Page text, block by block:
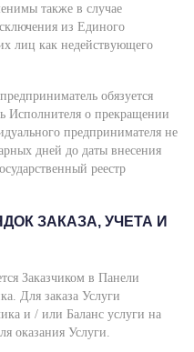
также в случае
из Единого
лиц как недействующего
обязуется
Исполнителя о прекращении
предпринимателя не
дней до даты внесения
реестр
ЗАКАЗА, УЧЕТА И
Заказчиком в Панели
Для заказа Услуги
и / или Баланс услуги на
оказания Услуги.